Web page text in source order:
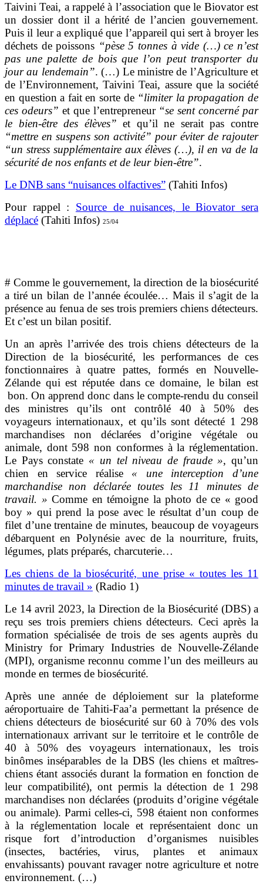
Taivini Teai, a rappelé à l’association que le Biovator est
un dossier dont il a hérité de l’ancien gouvernement.
Puis il leur a expliqué que l’appareil qui sert à broyer les
déchets de poissons “pèse 5 tonnes à vide (…) ce n’est
pas une palette de bois que l’on peut transporter du
jour au lendemain”. (…) Le ministre de l’Agriculture et
de l’Environnement, Taivini Teai, assure que la société
en question a fait en sorte de “limiter la propagation de
ces odeurs” et que l’entrepreneur “se sent concerné par
le bien-être des élèves” et qu’il ne serait pas contre
“mettre en suspens son activité” pour éviter de rajouter
“un stress supplémentaire aux élèves (…), il en va de la
sécurité de nos enfants et de leur bien-être”.
Le DNB sans “nuisances olfactives” (Tahiti Infos)
Pour rappel : Source de nuisances, le Biovator sera
déplacé (Tahiti Infos) 25/04
# Comme le gouvernement, la direction de la biosécurité
a tiré un bilan de l’année écoulée… Mais il s’agit de la
présence au fenua de ses trois premiers chiens détecteurs.
Et c’est un bilan positif.
Un an après l’arrivée des trois chiens détecteurs de la
Direction de la biosécurité, les performances de ces
fonctionnaires à quatre pattes, formés en Nouvelle-
Zélande qui est réputée dans ce domaine, le bilan est
bon. On apprend donc dans le compte-rendu du conseil
des ministres qu’ils ont contrôlé 40 à 50% des
voyageurs internationaux, et qu’ils sont détecté 1 298
marchandises non déclarées d’origine végétale ou
animale, dont 598 non conformes à la réglementation.
Le Pays constate « un tel niveau de fraude », qu’un
chien en service réalise « une interception d’une
marchandise non déclarée toutes les 11 minutes de
travail. » Comme en témoigne la photo de ce « good
boy » qui prend la pose avec le résultat d’un coup de
filet d’une trentaine de minutes, beaucoup de voyageurs
débarquent en Polynésie avec de la nourriture, fruits,
légumes, plats préparés, charcuterie…
Les chiens de la biosécurité, une prise « toutes les 11
minutes de travail » (Radio 1)
Le 14 avril 2023, la Direction de la Biosécurité (DBS) a
reçu ses trois premiers chiens détecteurs. Ceci après la
formation spécialisée de trois de ses agents auprès du
Ministry for Primary Industries de Nouvelle-Zélande
(MPI), organisme reconnu comme l’un des meilleurs au
monde en termes de biosécurité.
Après une année de déploiement sur la plateforme
aéroportuaire de Tahiti-Faa’a permettant la présence de
chiens détecteurs de biosécurité sur 60 à 70% des vols
internationaux arrivant sur le territoire et le contrôle de
40 à 50% des voyageurs internationaux, les trois
binômes inséparables de la DBS (les chiens et maîtres-
chiens étant associés durant la formation en fonction de
leur compatibilité), ont permis la détection de 1 298
marchandises non déclarées (produits d’origine végétale
ou animale). Parmi celles-ci, 598 étaient non conformes
à la réglementation locale et représentaient donc un
risque fort d’introduction d’organismes nuisibles
(insectes, bactéries, virus, plantes et animaux
envahissants) pouvant ravager notre agriculture et notre
environnement. (…)